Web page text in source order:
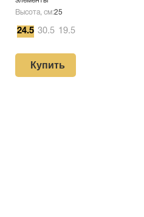
Высота, см:25
24.5 30.5 19.5
Купить